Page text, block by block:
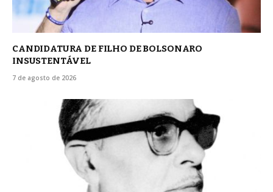
CANDIDATURA DE FILHO DE BOLSONARO
INSUSTENTÁVEL
7 de agosto de 2026